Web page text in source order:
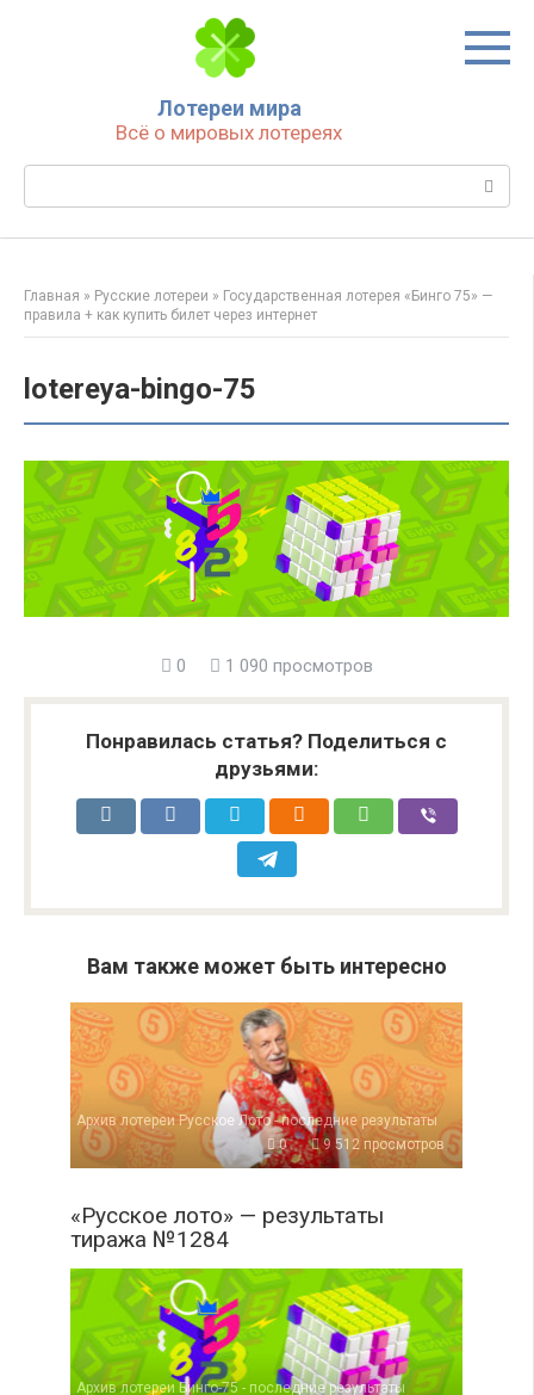
Лотереи мира
Всё о мировых лотереях
Поиск:
Главная » Русские лотереи » Государственная лотерея «Бинго 75» —
правила + как купить билет через интернет
lotereya-bingo-75
0 1 090 просмотров
Понравилась статья? Поделиться с
друзьями:
Вам также может быть интересно
Архив лотереи Русское Лото - последние результаты
0
9 512 просмотров
«Русское лото» — результаты
тиража №1284
Архив лотереи Бинго-75 - последние результаты